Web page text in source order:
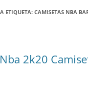
ETIQUETA: CAMISETAS NBA
2k20